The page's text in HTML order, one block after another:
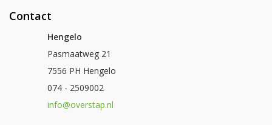
Contact
Hengelo
Pasmaatweg 21
7556 PH Hengelo
074 - 2509002
info@overstap.nl